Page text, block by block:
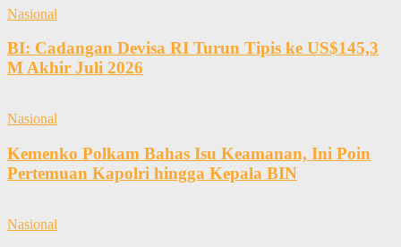
Nasional
BI: Cadangan Devisa RI Turun Tipis ke US$145,3
M Akhir Juli 2026
Nasional
Kemenko Polkam Bahas Isu Keamanan, Ini Poin
Pertemuan Kapolri hingga Kepala BIN
Nasional